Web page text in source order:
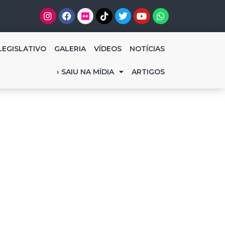
GALERIA VÍDEOS NOTÍCIAS
› SAIU NA MÍDIA ARTIGOS